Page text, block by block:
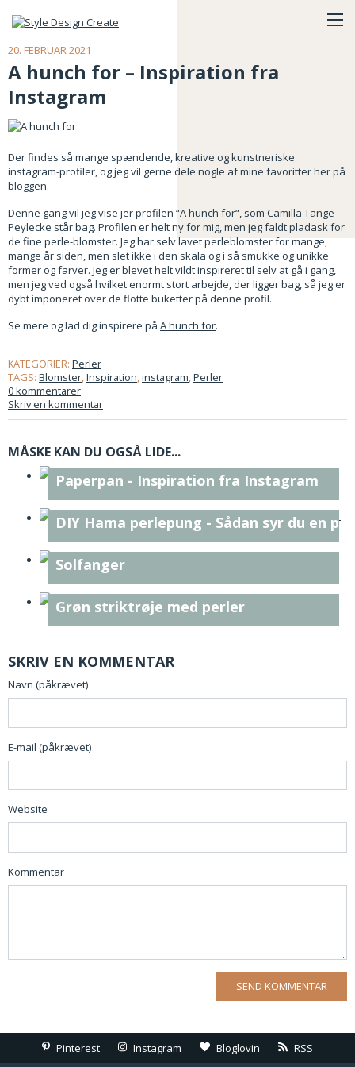
20. FEBRUAR 2021
A hunch for – Inspiration fra
Instagram
Der findes så mange spændende, kreative og kunstneriske
instagram-profiler, og jeg vil gerne dele nogle af mine favoritter her på
bloggen.
Denne gang vil jeg vise jer profilen “A hunch for“, som Camilla Tange
Peylecke står bag. Profilen er helt ny for mig, men jeg faldt pladask for
de fine perle-blomster. Jeg har selv lavet perleblomster for mange,
mange år siden, men slet ikke i den skala og i så smukke og unikke
former og farver. Jeg er blevet helt vildt inspireret til selv at gå i gang,
men jeg ved også hvilket enormt stort arbejde, der ligger bag, så jeg er
dybt imponeret over de flotte buketter på denne profil.
Se mere og lad dig inspirere på A hunch for.
KATEGORIER: Perler
TAGS: Blomster,Inspiration,instagram,Perler
0 kommentarer
Skriv en kommentar
MÅSKE KAN DU OGSÅ LIDE...
Paperpan - Inspiration fra Instagram
DIY Hama perlepung - Sådan syr du en
Solfanger
Grøn striktrøje med perler
SKRIV EN KOMMENTAR
Navn (påkrævet)
E-mail (påkrævet)
Website
Kommentar
Pinterest Instagram Bloglovin RSS